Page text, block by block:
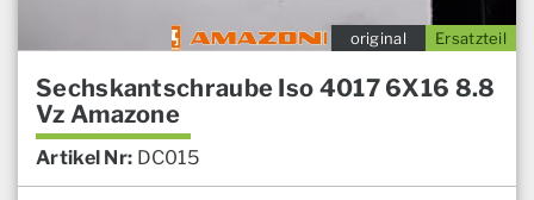
Ersatzteil
original
Sechskantschraube Iso 4017 6X16 8.8
Vz Amazone
Artikel Nr: DC015